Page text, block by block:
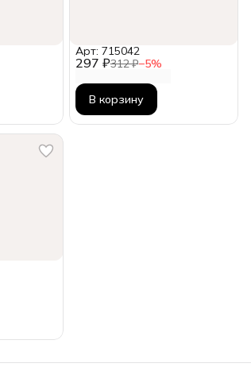
297 ₽312 ₽−5%
Арт: 715042
В корзину